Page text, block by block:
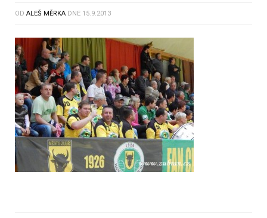
OD ALEŠ MĚRKA DNE 15.9.2013